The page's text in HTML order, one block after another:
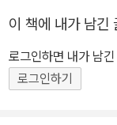
저기와 여기의 ‘사이
지 무대 위에서 화려
고 그곳에서 다시 돌
은 ‘사이’라는 공간
이 책에 내가 남긴
로그인하면 내가 남
로그인하기